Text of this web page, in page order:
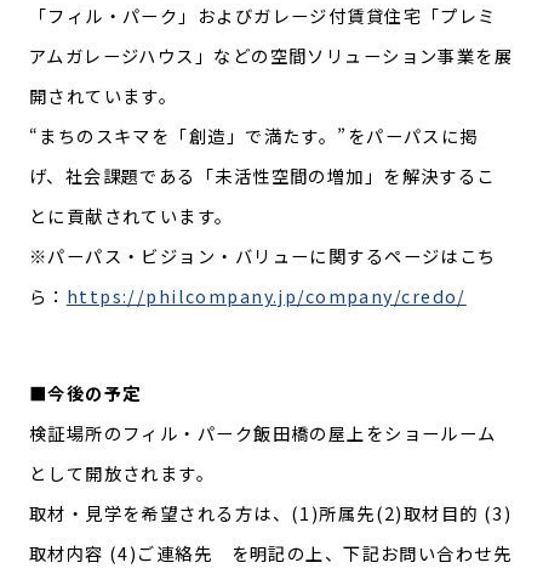
「フィル・パーク」およびガレージ付賃貸住宅「プレミ
アムガレージハウス」などの空間ソリューション事業を展
開されています。
“まちのスキマを「創造」で満たす。”をパーパスに掲
げ、社会課題である「未活性空間の増加」を解決するこ
とに貢献されています。
※パーパス・ビジョン・バリューに関するページはこち
ら： https://philcompany.jp/company/credo/
■今後の予定
検証場所のフィル・パーク飯田橋の屋上をショールーム
として開放されます。
取材・見学を希望される方は、(1)所属先(2)取材目的 (3)
取材内容 (4)ご連絡先 を明記の上、下記お問い合わせ先